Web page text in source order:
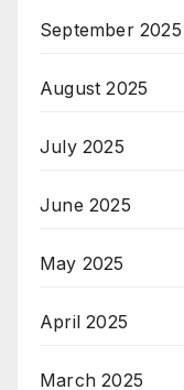
September 2025
August 2025
July 2025
June 2025
May 2025
April 2025
March 2025